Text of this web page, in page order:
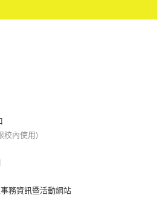
校內使用)
務資訊暨活動網站